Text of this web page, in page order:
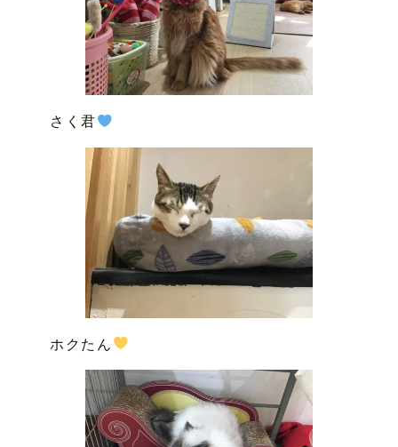
さく君
ホクたん